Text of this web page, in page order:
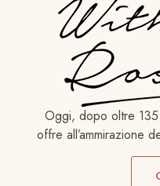
Oggi, dopo oltre
offre all’ammirazione